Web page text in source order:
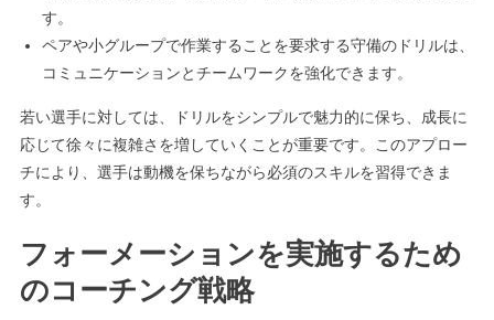
す。
ペアや小グループで作業することを要求する守備のドリルは、
コミュニケーションとチームワークを強化できます。
若い選手に対しては、ドリルをシンプルで魅力的に保ち、成長に
応じて徐々に複雑さを増していくことが重要です。このアプロー
チにより、選手は動機を保ちながら必須のスキルを習得できま
す。
フォーメーションを実施するため
のコーチング戦略